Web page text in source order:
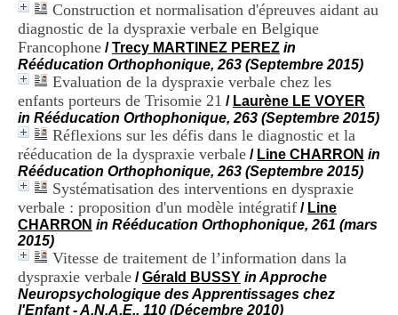
Construction et normalisation d'épreuves aidant au
diagnostic de la dyspraxie verbale en Belgique
Francophone /Trecy MARTINEZ PEREZ in
Rééducation Orthophonique, 263 (Septembre 2015)
Evaluation de la dyspraxie verbale chez les
enfants porteurs de Trisomie 21 / Laurène LE VOYER
in Rééducation Orthophonique, 263 (Septembre 2015)
Réflexions sur les défis dans le diagnostic et la
rééducation de la dyspraxie verbale / Line CHARRON in
Rééducation Orthophonique, 263 (Septembre 2015)
Systématisation des interventions en dyspraxie
verbale : proposition d'un modèle intégratif / Line
CHARRON in Rééducation Orthophonique, 261 (mars
2015)
Vitesse de traitement de l’information dans la
dyspraxie verbale /Gérald BUSSY in Approche
Neuropsychologique des Apprentissages chez
l'Enfant - A.N.A.E., 110 (Décembre 2010)
e
D
o
c
m
e
n
t
a
t
i
o
n
u
C
R
A